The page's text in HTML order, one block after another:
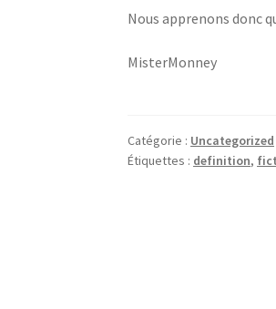
Nous apprenons donc
MisterMonney
Catégorie : Uncategorized
Étiquettes : definition,